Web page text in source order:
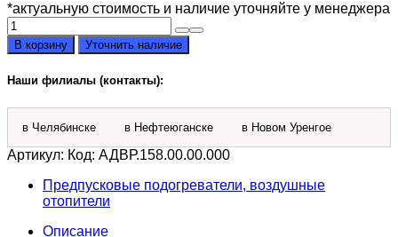
*актуальную стоимость и наличие уточняйте у менеджера
Количество
товара
Предпусковой
подогреватель
Бинар
5Д
Компакт
24В
В корзину Уточнить наличие
Наши филиалы (контакты):
в Челябинске в Нефтеюганске в Новом Уренгое
Артикул: Код: АДВР.158.00.00.000
Предпусковые подогреватели, воздушные
отопители
Описание